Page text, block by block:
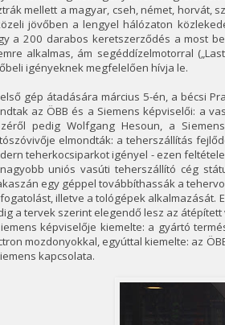
mellett a magyar, cseh, német, horvát,
jövőben a lengyel hálózaton
a 200 darabos keretszerződés a most
alkalmas, ám segéddízelmotorral
igényeknek megfelelően hívja le.
gép átadására március 5-én, a bécsi
az ÖBB és a Siemens képviselői: a
pedig Wolfgang Hesoun, a
elmondták: a teherszállítás
teherkocsiparkot igényel - ezen
uniós vasúti teherszállító cég
egy géppel továbbíthassák a
illetve a tológépek alkalmazását.
a tervek szerint elegendő lesz az
képviselője kiemelte: a gyártó
mozdonyokkal, egyúttal kiemelte: az
kapcsolata.